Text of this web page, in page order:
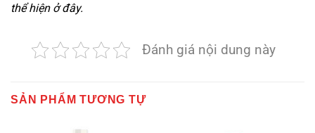
thể hiện ở đây.
Đánh giá nội dung này
SẢN PHẨM TƯƠNG TỰ